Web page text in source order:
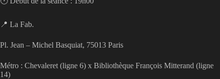
📍 La Fab.
Pl. Jean – Michel Basquiat, 75013 Paris
Métro : Chevaleret (ligne 6) x Bibliothèque François Mitterand (ligne
14)